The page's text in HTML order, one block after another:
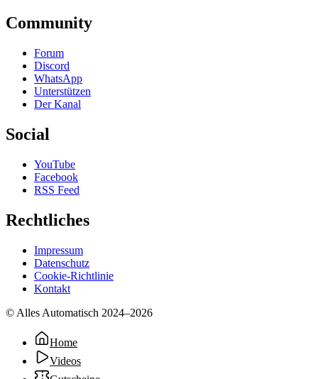
Community
Forum
Discord
WhatsApp
Unterstützen
Der Kanal
Social
YouTube
Facebook
RSS Feed
Rechtliches
Impressum
Datenschutz
Cookie-Richtlinie
Kontakt
© Alles Automatisch 2024–2026
Home
Videos